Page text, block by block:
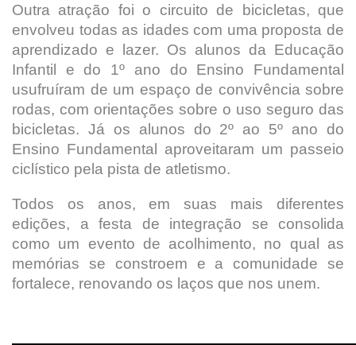
Outra atração foi o circuito de bicicletas, que
envolveu todas as idades com uma proposta de
aprendizado e lazer. Os alunos da Educação
Infantil e do 1º ano do Ensino Fundamental
usufruíram de um espaço de convivência sobre
rodas, com orientações sobre o uso seguro das
bicicletas. Já os alunos do 2º ao 5º ano do
Ensino Fundamental aproveitaram um passeio
ciclístico pela pista de atletismo.
Todos os anos, em suas mais diferentes
edições, a festa de integração se consolida
como um evento de acolhimento, no qual as
memórias se constroem e a comunidade se
fortalece, renovando os laços que nos unem.